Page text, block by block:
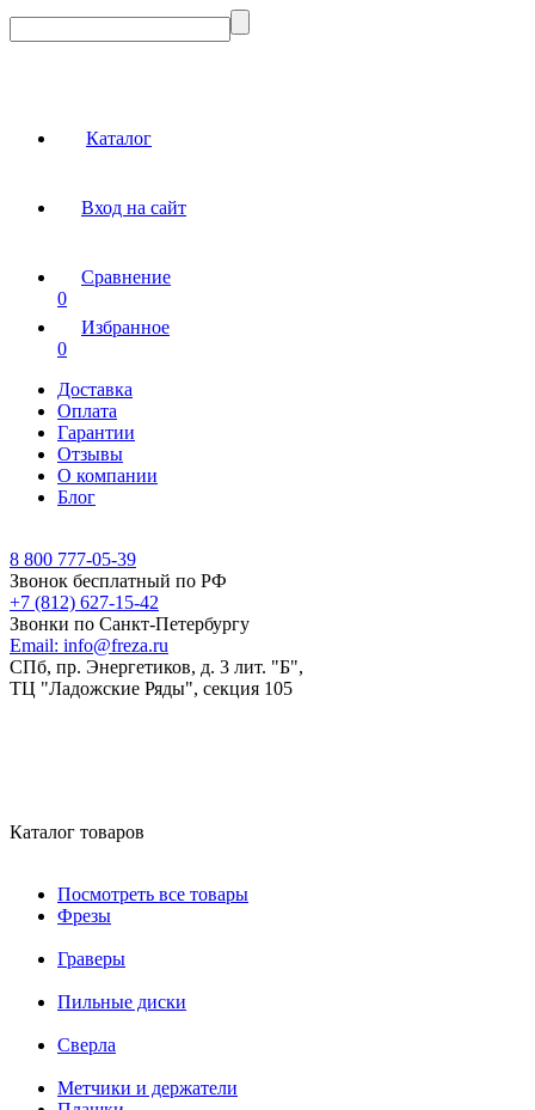
Каталог
Вход на сайт
Сравнение
0
Избранное
0
Доставка
Оплата
Гарантии
Отзывы
О компании
Блог
8 800 777-05-39
Звонок бесплатный по РФ
+7 (812) 627-15-42
Звонки по Санкт-Петербургу
Email: info@freza.ru
СПб, пр. Энергетиков, д. 3 лит. "Б",
ТЦ "Ладожские Ряды", секция 105
Каталог товаров
Посмотреть все товары
Фрезы
Граверы
Пильные диски
Сверла
Метчики и держатели